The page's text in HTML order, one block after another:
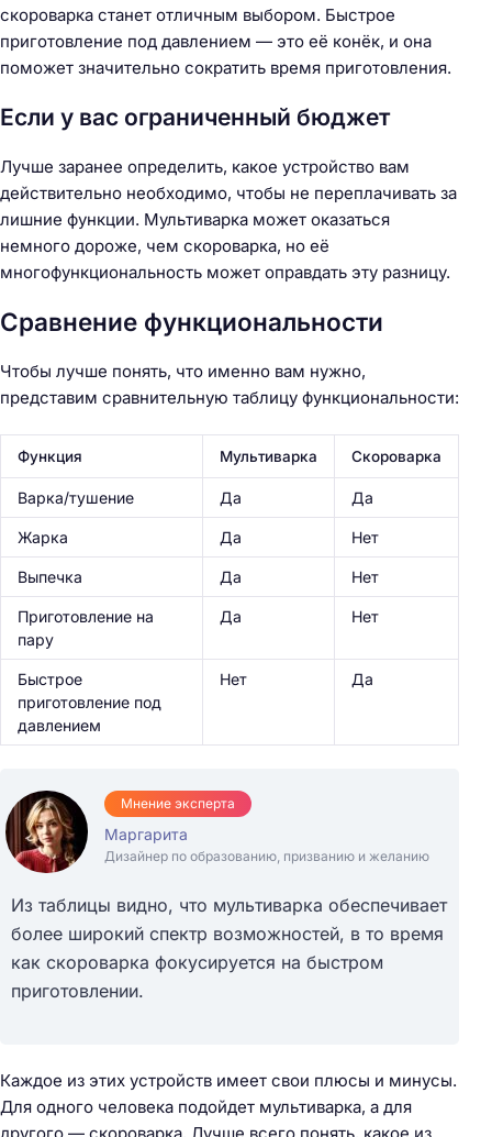
скороварка станет отличным выбором. Быстрое
приготовление под давлением — это её конёк, и она
поможет значительно сократить время приготовления.
Если у вас ограниченный бюджет
Лучше заранее определить, какое устройство вам
действительно необходимо, чтобы не переплачивать за
лишние функции. Мультиварка может оказаться
немного дороже, чем скороварка, но её
многофункциональность может оправдать эту разницу.
Сравнение функциональности
Чтобы лучше понять, что именно вам нужно,
представим сравнительную таблицу функциональности:
Функция Мультиварка Скороварка
Варка/тушение Да Да
Жарка Да Нет
Выпечка Да Нет
Приготовление на
пару
Да Нет
Быстрое
приготовление под
давлением
Нет Да
Мнение эксперта
Маргарита
Дизайнер по образованию, призванию и желанию
Из таблицы видно, что мультиварка обеспечивает
более широкий спектр возможностей, в то время
как скороварка фокусируется на быстром
приготовлении.
Каждое из этих устройств имеет свои плюсы и минусы.
Для одного человека подойдет мультиварка, а для
Н
й
и
: